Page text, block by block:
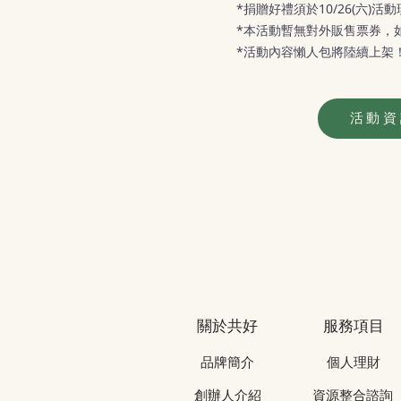
*捐贈好禮須於10/26(六)活動
*本活動暫無對外販售票券，
*活動內容懶人包將陸續上架
活動
關於共好 服務項目
品牌簡介
創辦人介紹
個人理財
資源整合諮詢